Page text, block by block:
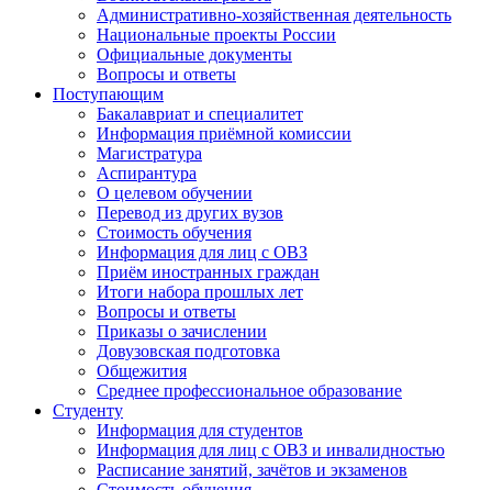
Административно-хозяйственная деятельность
Национальные проекты России
Официальные документы
Вопросы и ответы
Поступающим
Бакалавриат и специалитет
Информация приёмной комиссии
Магистратура
Аспирантура
О целевом обучении
Перевод из других вузов
Стоимость обучения
Информация для лиц с ОВЗ
Приём иностранных граждан
Итоги набора прошлых лет
Вопросы и ответы
Приказы о зачислении
Довузовская подготовка
Общежития
Среднее профессиональное образование
Студенту
Информация для студентов
Информация для лиц с ОВЗ и инвалидностью
Расписание занятий, зачётов и экзаменов